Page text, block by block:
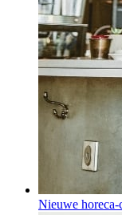
Nieuwe horeca-